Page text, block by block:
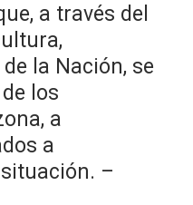
a través del
la Nación, se
los
a
a
–